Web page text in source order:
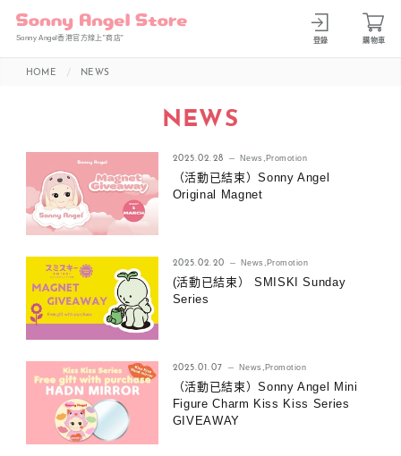
Sonny Angel香港官方線上”商店” 登錄 購物車
HOME NEWS
NEWS
2025.02.28 News , Promotion
（活動已結束）Sonny Angel
Original Magnet
2025.02.20 News , Promotion
(活動已結束） SMISKI Sunday
Series
2025.01.07 News , Promotion
（活動已結束）Sonny Angel Mini
Figure Charm Kiss Kiss Series
GIVEAWAY